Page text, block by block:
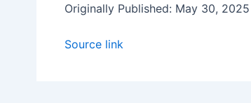
Originally Published: May 30,
Source link